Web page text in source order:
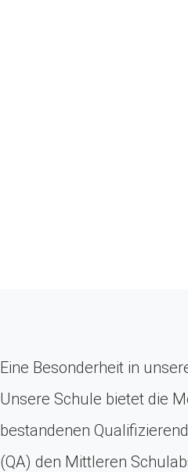
Eine Besonderheit in
Unsere Schule bietet die
bestandenen
(QA) den Mittleren